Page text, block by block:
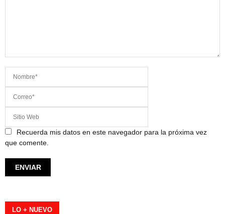
Recuerda mis datos en este navegador para la próxima vez
que comente.
LO + NUEVO